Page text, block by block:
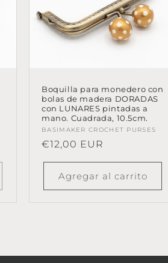
Boquilla para monedero con
bolas de madera DORADAS
con LUNARES pintadas a
mano. Cuadrada, 10.5cm.
Proveedor:
BASIMAKER CROCHET PURSES
Precio
€12,00 EUR
Agregar al carrito